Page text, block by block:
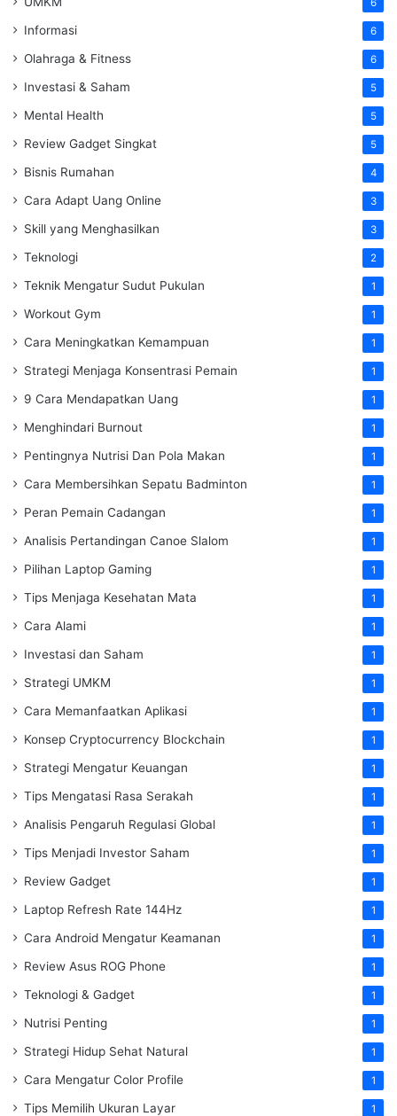
Informasi 6
Olahraga & Fitness 6
Investasi & Saham 5
Mental Health 5
Review Gadget Singkat 5
Bisnis Rumahan 4
Cara Adapt Uang Online 3
Skill yang Menghasilkan 3
Teknologi 2
Teknik Mengatur Sudut Pukulan 1
Workout Gym 1
Cara Meningkatkan Kemampuan 1
Strategi Menjaga Konsentrasi Pemain 1
9 Cara Mendapatkan Uang 1
Menghindari Burnout 1
Pentingnya Nutrisi Dan Pola Makan 1
Cara Membersihkan Sepatu Badminton 1
Peran Pemain Cadangan 1
Analisis Pertandingan Canoe Slalom 1
Pilihan Laptop Gaming 1
Tips Menjaga Kesehatan Mata 1
Cara Alami 1
Investasi dan Saham 1
Strategi UMKM 1
Cara Memanfaatkan Aplikasi 1
Konsep Cryptocurrency Blockchain 1
Strategi Mengatur Keuangan 1
Tips Mengatasi Rasa Serakah 1
Analisis Pengaruh Regulasi Global 1
Tips Menjadi Investor Saham 1
Review Gadget 1
Laptop Refresh Rate 144Hz 1
Cara Android Mengatur Keamanan 1
Review Asus ROG Phone 1
Teknologi & Gadget 1
Nutrisi Penting 1
Strategi Hidup Sehat Natural 1
Cara Mengatur Color Profile 1
Tips Memilih Ukuran Layar 1